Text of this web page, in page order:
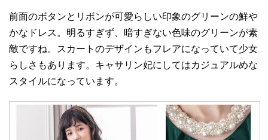
前面のボタンとリボンが可愛らしい印象のグリーンの鮮や
かなドレス。明るすぎず、暗すぎない色味のグリーンが素
敵ですね。スカートのデザインもフレアになっていて少女
らしさもあります。キャサリン妃にしてはカジュアルめな
スタイルになっています。